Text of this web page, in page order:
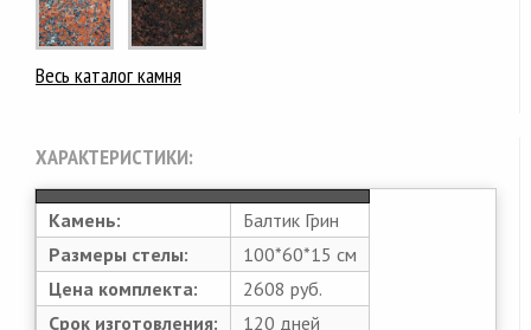
Весь каталог камня
ХАРАКТЕРИСТИКИ:
Камень:
Балтик Грин
Размеры стелы:
100*60*15 см
Цена комплекта:
2608 руб.
Срок изготовления:
120 дней